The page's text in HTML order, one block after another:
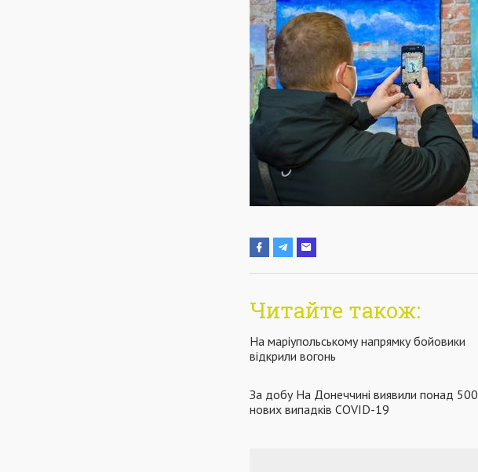
Читайте також:
На маріупольському напрямку бойовики
відкрили вогонь
За добу На Донеччині виявили понад 500
нових випадків COVID-19